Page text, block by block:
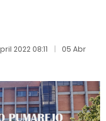
2022 08:11 05 Abr